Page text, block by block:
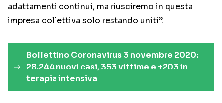
adattamenti continui, ma riusciremo in questa
impresa collettiva solo restando uniti”.
Bollettino Coronavirus 3 novembre 2020:
28.244 nuovi casi, 353 vittime e +203 in
terapia intensiva